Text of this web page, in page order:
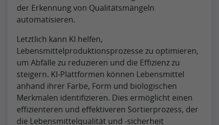
der Erkennung von Qualitätsmängeln
automatisieren.
Letztlich kann KI helfen,
Lebensmittelproduktionsprozesse zu optimieren,
um Abfälle zu reduzieren und die Effizienz zu
steigern. KI-Plattformen können Lebensmittel
anhand ihrer Farbe, Form und biologischen
Merkmalen identifizieren. Dies ermöglicht einen
effizienteren und effektiveren Sortierprozess, der
die Lebensmittelqualität und -sicherheit